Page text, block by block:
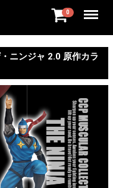
0 Menu
ニンジャ 2.0 原作カラ